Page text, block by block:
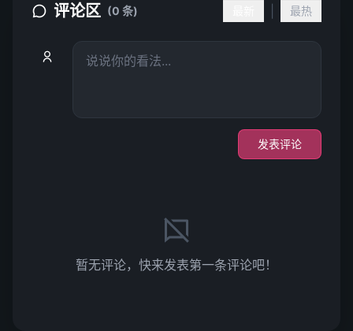
评论区 (0 条) 最热
发表评论
暂无评论，快来发表第一条评论吧！